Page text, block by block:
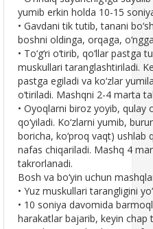
yumib erkin holda 10-15
• Gavdani tik tutib, tanani
boshni oldinga, orqaga,
• To‘g‘ri o‘tirib, qo‘llar
muskullari taranglashtiriladi.
pastga egiladi va ko‘zlar
o‘tiriladi. Mashqni 2-4 marta
• Oyoqlarni biroz yoyib, qulay
qo‘yiladi. Ko‘zlarni yumib,
boricha, ko‘proq vaqt) ushlab
nafas chiqariladi. Mashq 4
takrorlanadi.
Bosh va bo‘yin uchun
• Yuz muskullari tarangligini
• 10 soniya davomida
harakatlar bajarib, kеyin chap